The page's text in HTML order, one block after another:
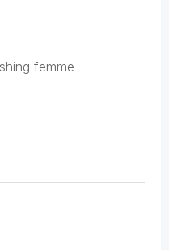
femme